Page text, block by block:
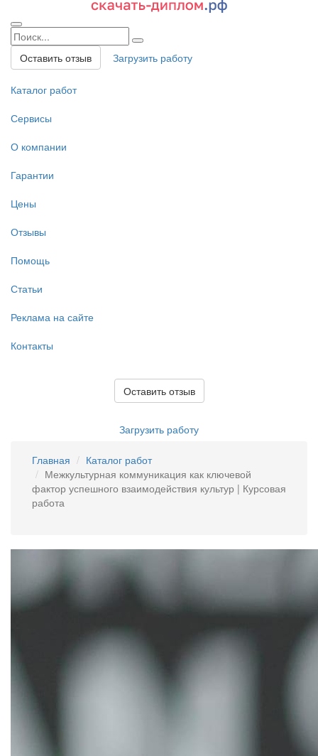
Оставить отзыв Загрузить работу
Каталог работ
Сервисы
О компании
Гарантии
Цены
Отзывы
Помощь
Статьи
Реклама на сайте
Контакты
Оставить отзыв
Загрузить работу
Главная
Каталог работ
Межкультурная коммуникация как ключевой
фактор успешного взаимодействия культур | Курсовая
работа